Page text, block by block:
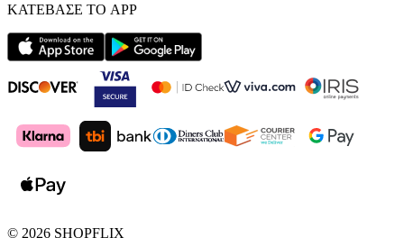
ΚΑΤΕΒΑΣΕ ΤΟ APP
© 2026 SHOPFLIX